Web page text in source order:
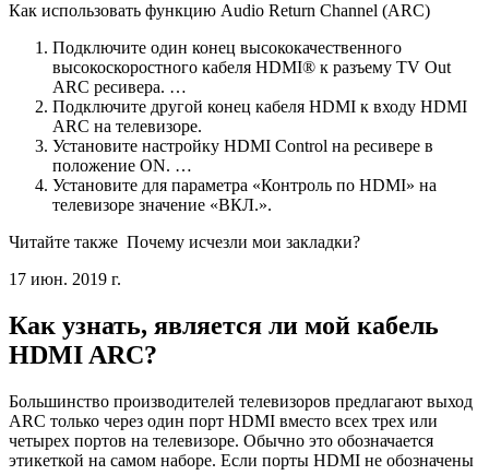
Как использовать функцию Audio Return Channel (ARC)
Подключите один конец высококачественного
высокоскоростного кабеля HDMI® к разъему TV Out
ARC ресивера. …
Подключите другой конец кабеля HDMI к входу HDMI
ARC на телевизоре.
Установите настройку HDMI Control на ресивере в
положение ON. …
Установите для параметра «Контроль по HDMI» на
телевизоре значение «ВКЛ.».
Читайте также Почему исчезли мои закладки?
17 июн. 2019 г.
Как узнать, является ли мой кабель
HDMI ARC?
Большинство производителей телевизоров предлагают выход
ARC только через один порт HDMI вместо всех трех или
четырех портов на телевизоре. Обычно это обозначается
этикеткой на самом наборе. Если порты HDMI не обозначены